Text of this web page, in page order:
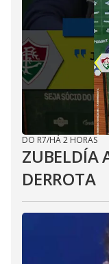
DO R7/HÁ 2 HORAS
ZUBELDÍA
DERROTA